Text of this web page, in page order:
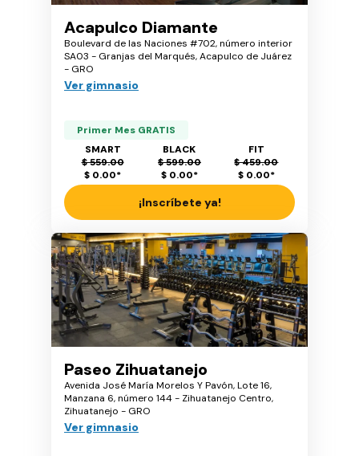
Acapulco Diamante
Boulevard de las Naciones #702, número interior
SA03 - Granjas del Marqués, Acapulco de Juárez
- GRO
Ver gimnasio
Primer Mes GRATIS
SMART
$ 559.00
$ 0.00*
BLACK
$ 599.00
$ 0.00*
FIT
$ 459.00
$ 0.00*
¡Inscríbete ya!
Paseo Zihuatanejo
Avenida José María Morelos Y Pavón, Lote 16,
Manzana 6, número 144 - Zihuatanejo Centro,
Zihuatanejo - GRO
Ver gimnasio